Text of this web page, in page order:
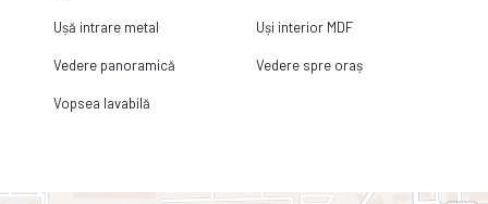
Ușă intrare metal Uși interior MDF
Vedere panoramică Vedere spre oraș
Vopsea lavabilă